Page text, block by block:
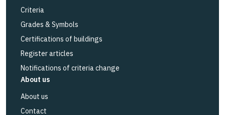
Criteria
Grades & Symbols
Certifications of buildings
Register articles
Notifications of criteria change
About us
About us
Contact